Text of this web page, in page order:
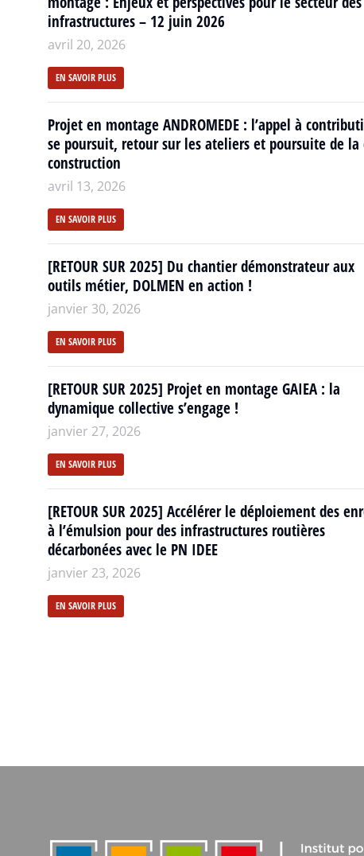
infrastructures – 12 juin 2026
avril 20, 2026
EN SAVOIR PLUS
Projet en montage ANDROMEDE : l’appel à
se poursuit, retour sur les ateliers et poursuite de la
construction
avril 13, 2026
EN SAVOIR PLUS
[RETOUR SUR 2025] Du chantier démonstrateur aux
outils métier, DOLMEN en action !
janvier 30, 2026
EN SAVOIR PLUS
[RETOUR SUR 2025] Projet en montage GAIEA : la
dynamique collective s’engage !
janvier 27, 2026
EN SAVOIR PLUS
[RETOUR SUR 2025] Accélérer le déploiement des
à l’émulsion pour des infrastructures routières
décarbonées avec le PN IDEE
janvier 23, 2026
EN SAVOIR PLUS